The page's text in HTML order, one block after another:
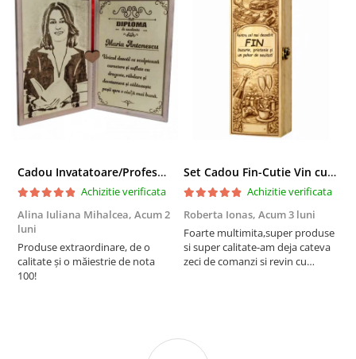
Cadou Invatatoare/Profesoara/Educatoare "Catalogul Amintirilor"
Achizitie verificata
Alina Iuliana Mihalcea, Acum 2
luni
Produse extraordinare, de o
calitate și o măiestrie de nota
100!
Set Cadou Fin-Cutie Vin cu Vin si Breloc Personalizate
Achizitie verificata
Roberta Ionas, Acum 3 luni
Foarte multimita,super produse
si super calitate-am deja cateva
zeci de comanzi si revin cu